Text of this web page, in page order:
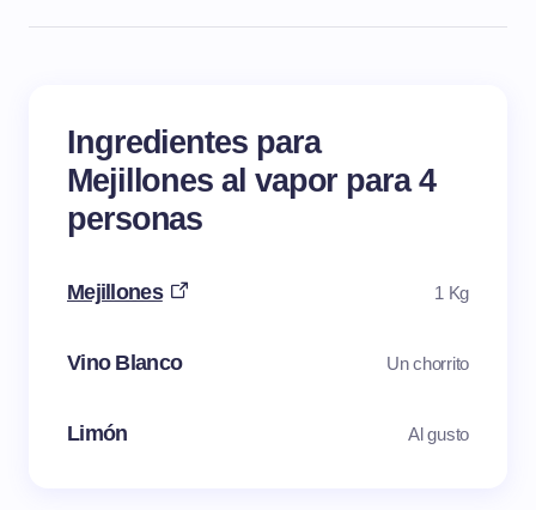
Ingredientes para
Mejillones al vapor para 4
personas
Mejillones 1 Kg
Vino Blanco Un chorrito
Limón Al gusto